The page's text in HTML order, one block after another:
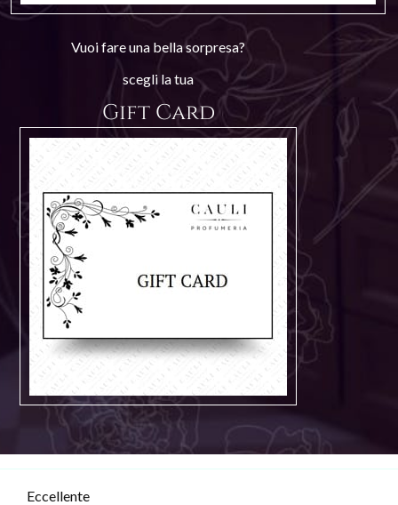
Vuoi fare una bella sorpresa?
scegli la tua
Gift Card
Eccellente